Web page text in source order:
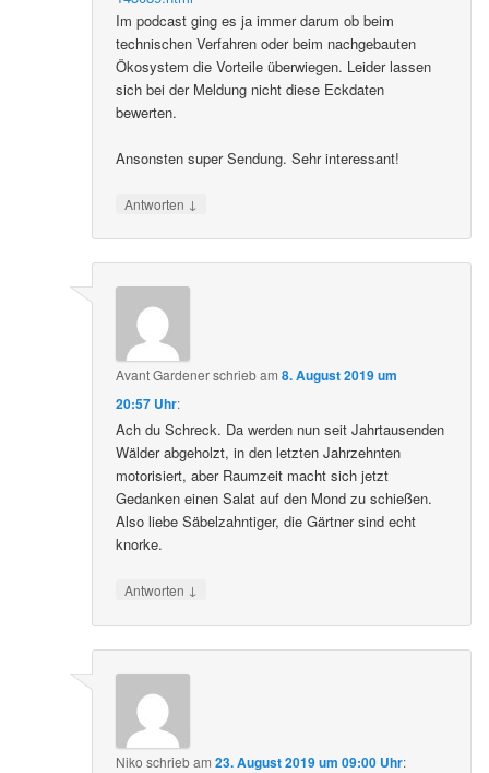
Im podcast ging es ja immer darum ob beim
technischen Verfahren oder beim nachgebauten
Ökosystem die Vorteile überwiegen. Leider lassen
sich bei der Meldung nicht diese Eckdaten
bewerten.
Ansonsten super Sendung. Sehr interessant!
Antworten ↓
Avant Gardenerschriebam8. August 2019 um
20:57 Uhr:
Ach du Schreck. Da werden nun seit Jahrtausenden
Wälder abgeholzt, in den letzten Jahrzehnten
motorisiert, aber Raumzeit macht sich jetzt
Gedanken einen Salat auf den Mond zu schießen.
Also liebe Säbelzahntiger, die Gärtner sind echt
knorke.
Antworten ↓
Niko schriebam23. August 2019 um 09:00 Uhr: